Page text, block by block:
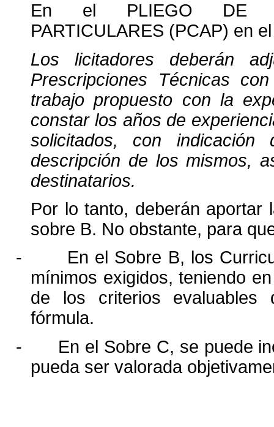
En el PLIEGO DE
PARTICULARES (PCAP) en
Los licitadores deberán
Prescripciones Técnicas
trabajo propuesto con la
constar los años de
solicitados, con
descripción de los mismos,
destinatarios.
Por lo tanto, deberán aportar
sobre B. No obstante, para
-
En el Sobre B, los
mínimos exigidos, teniendo
de los criterios evaluables
fórmula.
-
En el Sobre C, se puede
pueda ser valorada